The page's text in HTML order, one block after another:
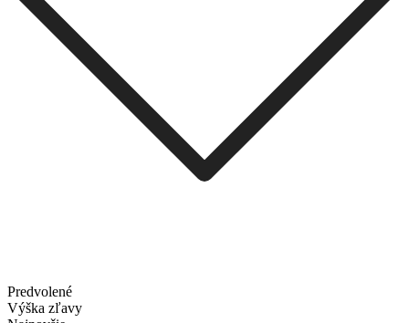
Predvolené
Výška zľavy